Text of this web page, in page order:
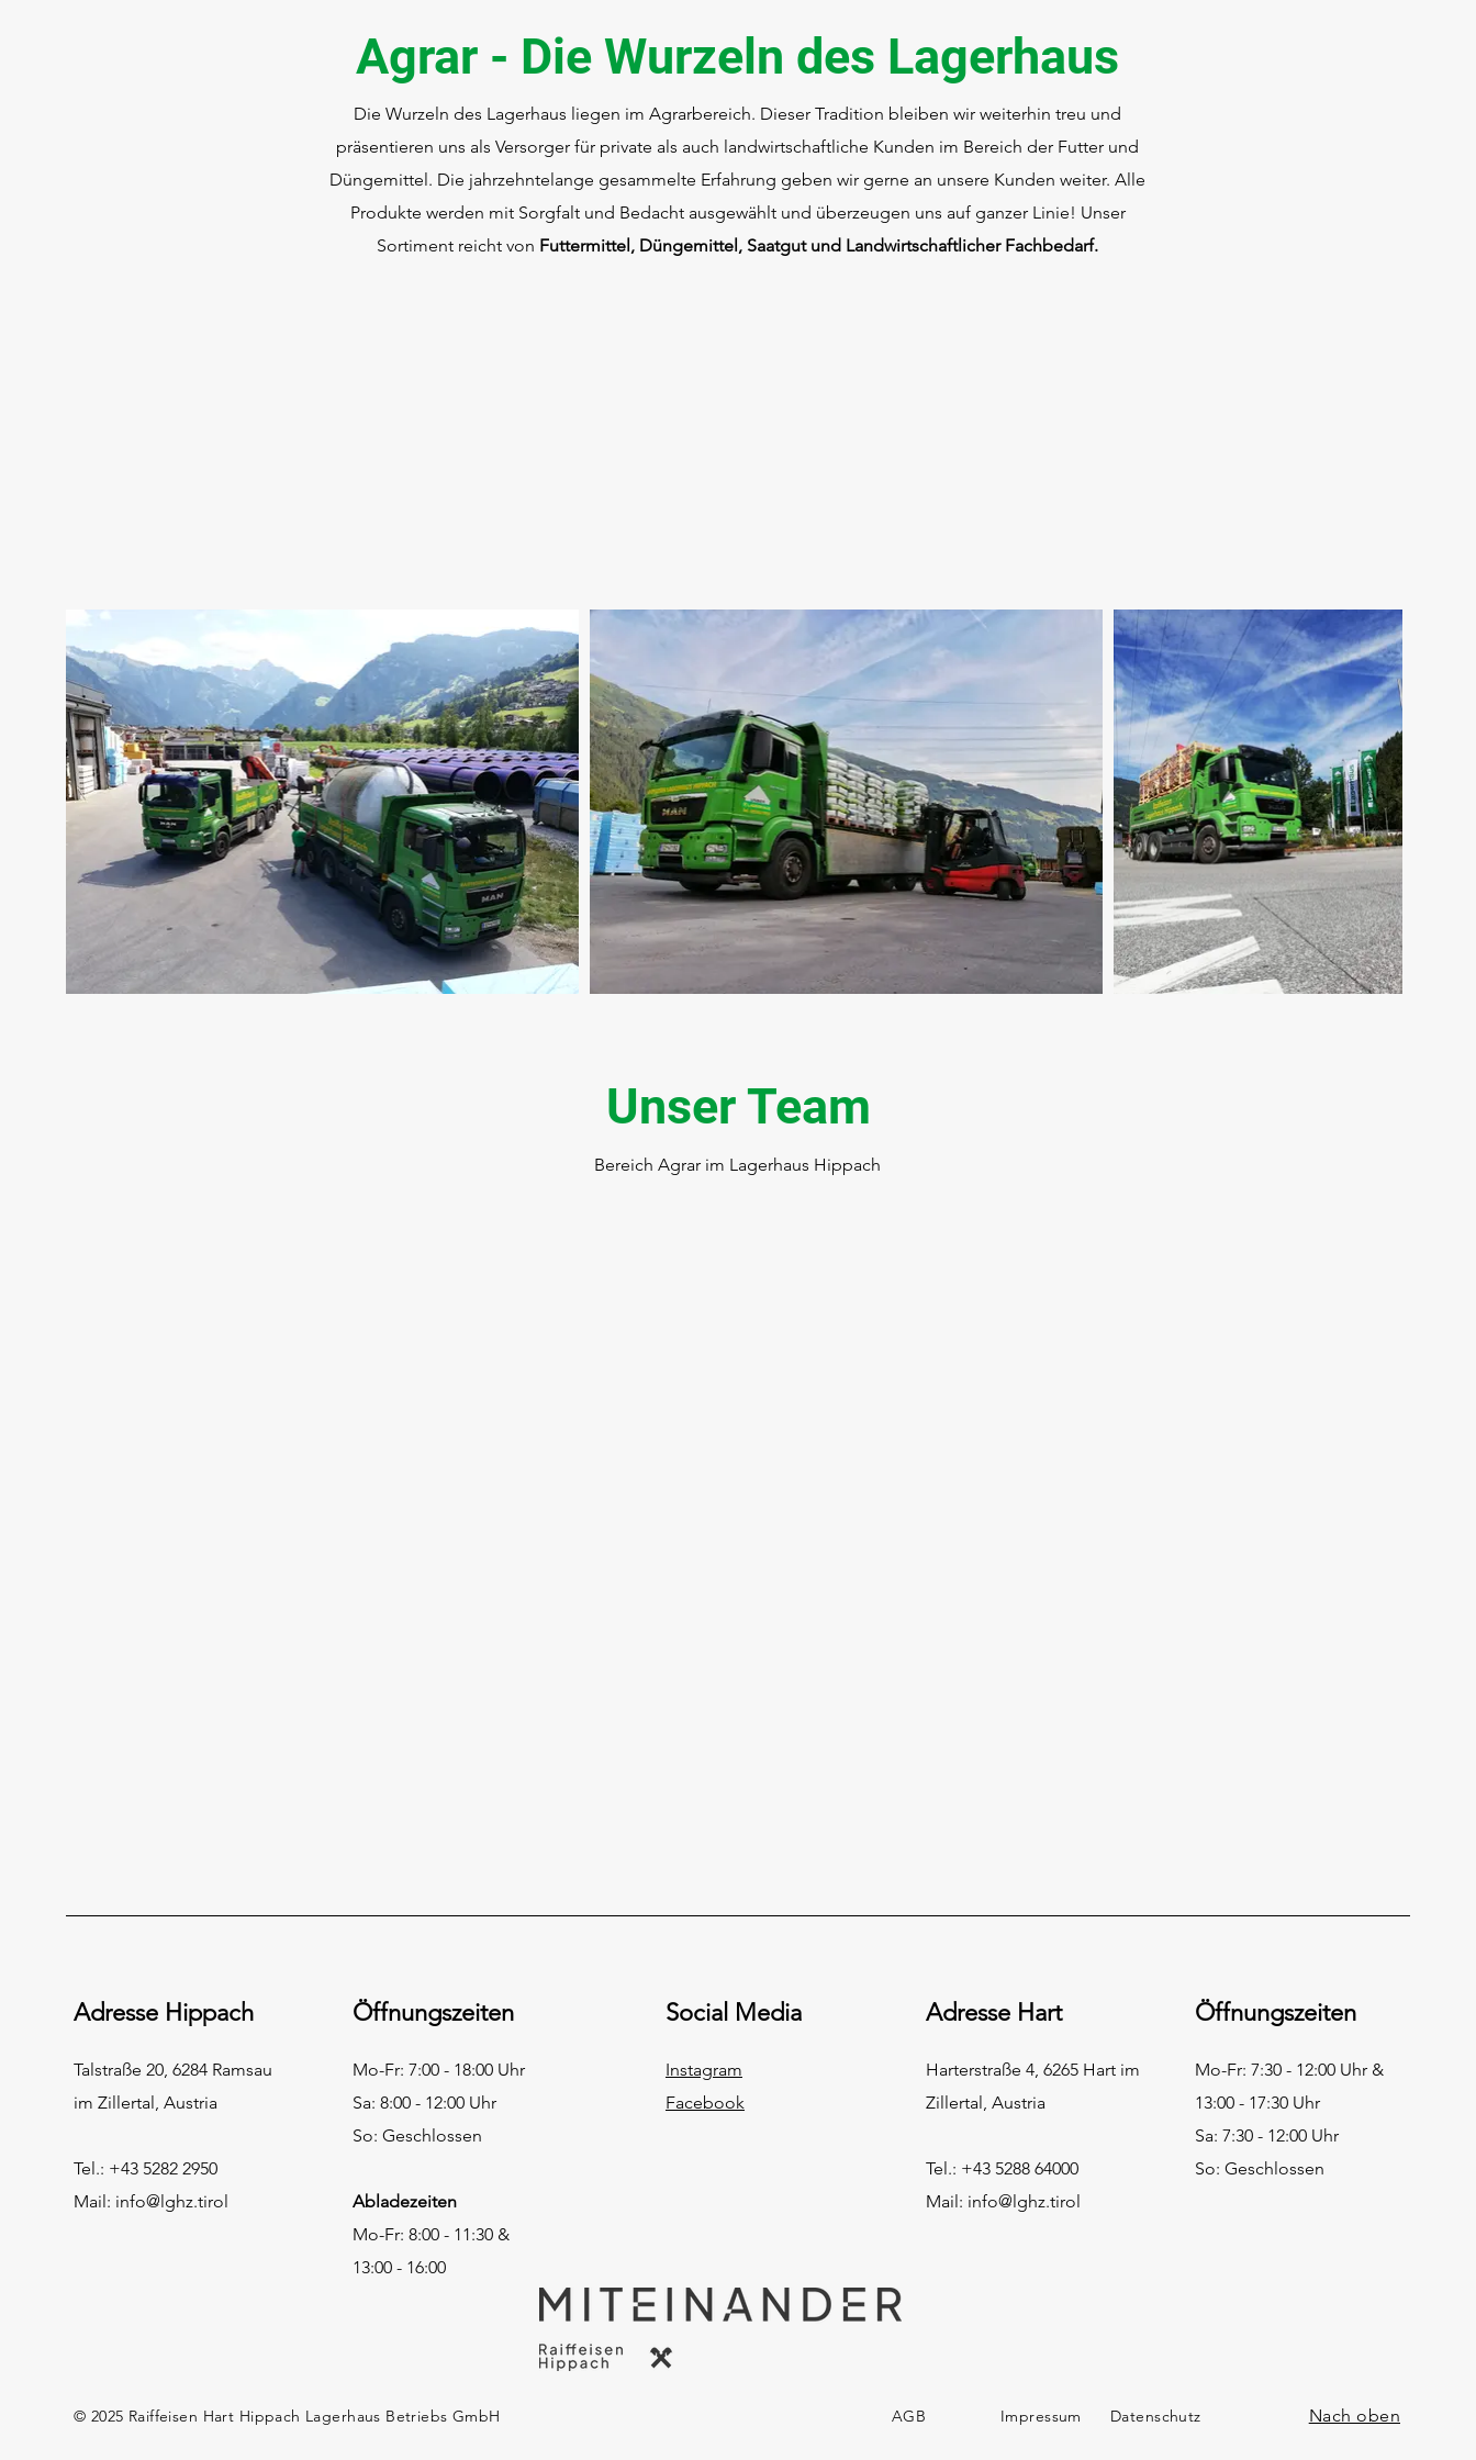
Agrar - Die Wurzeln des Lagerhaus
Die Wurzeln des Lagerhaus liegen im Agrarbereich. Dieser Tradition bleiben wir weiterhin treu und
präsentieren uns als Versorger für private als auch landwirtschaftliche Kunden im Bereich der Futter und
Düngemittel. Die jahrzehntelange gesammelte Erfahrung geben wir gerne an unsere Kunden weiter. Alle
Produkte werden mit Sorgfalt und Bedacht ausgewählt und überzeugen uns auf ganzer Linie! Unser
Sortiment reicht von Futtermittel, Düngemittel, Saatgut und Landwirtschaftlicher Fachbedarf.
Unser Team
Bereich Agrar im Lagerhaus Hippach
Adresse Hippach
Talstraße 20, 6284 Ramsau
im Zillertal, Austria
Tel.: +43 5282 2950
Mail: info@lghz.tirol
Öffnungszeiten
Mo-Fr: 7:00 - 18:00 Uhr
Sa: 8:00 - 12:00 Uhr
So: Geschlossen
Abladezeiten
Mo-Fr: 8:00 - 11:30 &
13:00 - 16:00
Social Media
Instagram
Facebook
Adresse Hart
Harterstraße 4, 6265 Hart im
Zillertal, Austria
Tel.: +43 5288 64000
Mail: info@lghz.tirol
Öffnungszeiten
Mo-Fr: 7:30 - 12:00 Uhr &
13:00 - 17:30 Uhr
Sa: 7:30 - 12:00 Uhr
So: Geschlossen
© 2025 Raiffeisen Hart Hippach Lagerhaus Betriebs GmbH AGB Impressum Datenschutz Nach oben